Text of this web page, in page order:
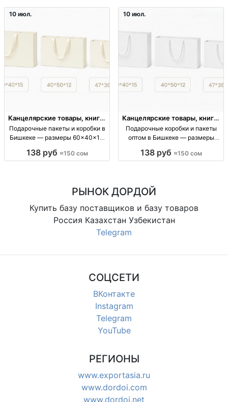
47х36х10, 38х32х10, 32х26х10; от
10 июл.
Канцелярские товары, книги,
учебники
Подарочные пакеты и коробки в
Бишкеке — размеры 60×40×15,
подарочные кор/пакеты; опт;
138 руб ≈150 сом
10 июл.
Канцелярские товары, книги,
учебники
Подарочные коробки и пакеты
оптом в Бишкеке — размеры
подарочные коробки/пакеты
138 руб ≈150 сом
РЫНОК ДОРДОЙ
Купить базу поставщиков и базу товаров
Россия Казахстан Узбекистан
Telegram
СОЦСЕТИ
ВКонтакте
Instagram
Telegram
YouTube
РЕГИОНЫ
www.exportasia.ru
www.dordoi.com
www.dordoi.net